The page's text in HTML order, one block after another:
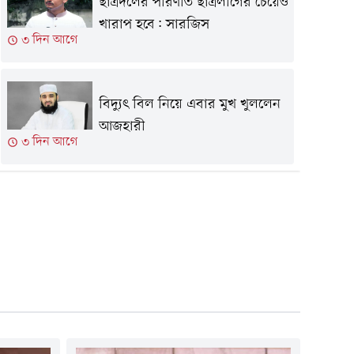
৩ দিন আগে
খারাপ হবে: সারজিস
৩ দিন আগে
বিদ্যুৎ বিল নিয়ে এবার মুখ খুললেন
আজহারী